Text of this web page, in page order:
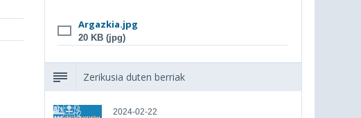
Argazkia.jpg
20 KB (jpg)
Zerikusia duten berriak
2024-02-22